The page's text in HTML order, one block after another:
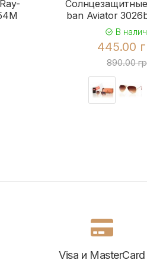
ban Aviator
В
445.00
890.00
Visa и MasterCard